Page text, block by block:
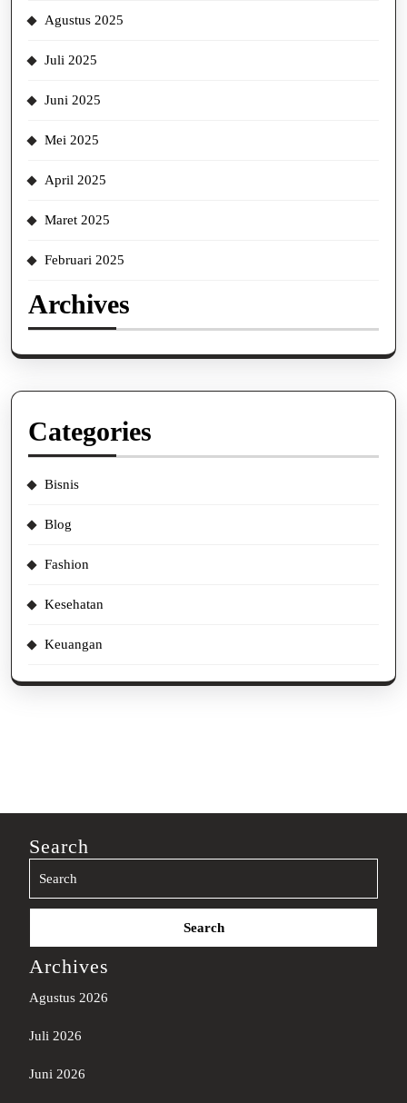
Agustus 2025
Juli 2025
Juni 2025
Mei 2025
April 2025
Maret 2025
Februari 2025
Archives
Categories
Bisnis
Blog
Fashion
Kesehatan
Keuangan
Search
Search
Archives
Agustus 2026
Juli 2026
Juni 2026